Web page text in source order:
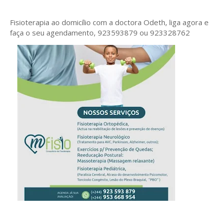
Fisioterapia ao domicílio com a doctora Odeth, liga agora e
faça o seu agendamento, 923593879 ou 923328762